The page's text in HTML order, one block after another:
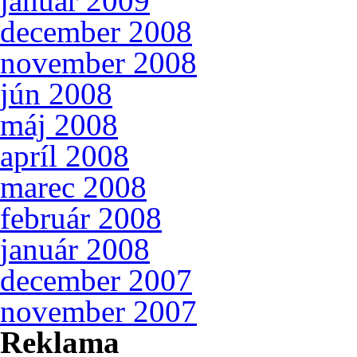
december 2008
november 2008
jún 2008
máj 2008
apríl 2008
marec 2008
február 2008
január 2008
december 2007
november 2007
Reklama